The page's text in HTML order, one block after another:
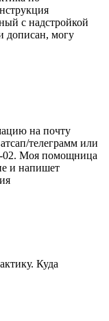
с надстройкой
дописан, могу
на почту
телеграмм или
02. Моя помощница
и напишет
Куда